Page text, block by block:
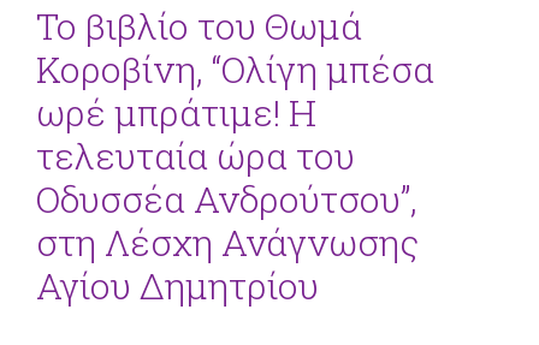
Το βιβλίο του Θωμά
Κοροβίνη, “Ολίγη μπέσα
ωρέ μπράτιμε! Η
τελευταία ώρα του
Οδυσσέα Ανδρούτσου”,
στη Λέσχη Ανάγνωσης
Αγίου Δημητρίου